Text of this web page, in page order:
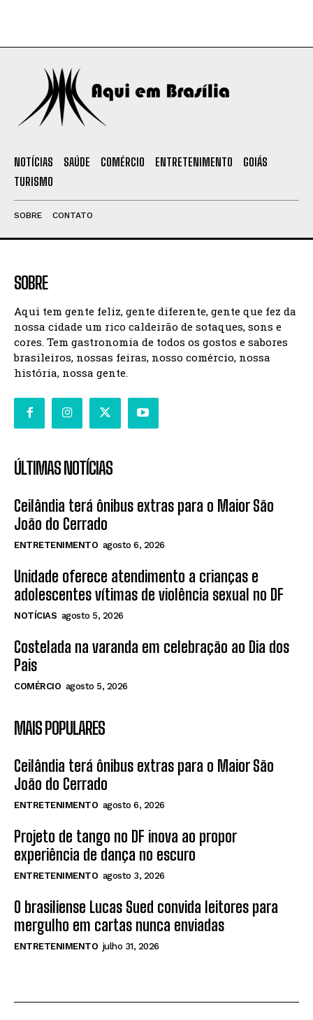
NOTÍCIAS SAÚDE COMÉRCIO ENTRETENIMENTO
GOIÁS
TURISMO
SOBRE CONTATO
SOBRE
Aqui tem gente feliz, gente diferente, gente que fez da
nossa cidade um rico caldeirão de sotaques, sons e
cores. Tem gastronomia de todos os gostos e sabores
brasileiros, nossas feiras, nosso comércio, nossa
história, nossa gente.
ÚLTIMAS NOTÍCIAS
Ceilândia terá ônibus extras para o Maior São
João do Cerrado
ENTRETENIMENTO agosto 6, 2026
Unidade oferece atendimento a crianças e
adolescentes vítimas de violência sexual no DF
NOTÍCIAS agosto 5, 2026
Costelada na varanda em celebração ao Dia dos
Pais
COMÉRCIO agosto 5, 2026
MAIS POPULARES
Ceilândia terá ônibus extras para o Maior São
João do Cerrado
ENTRETENIMENTO agosto 6, 2026
Projeto de tango no DF inova ao propor
experiência de dança no escuro
ENTRETENIMENTO agosto 3, 2026
O brasiliense Lucas Sued convida leitores para
mergulho em cartas nunca enviadas
ENTRETENIMENTO julho 31, 2026